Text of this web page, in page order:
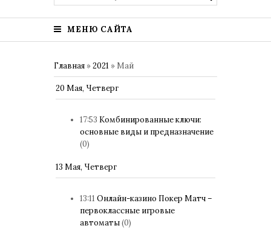
МЕНЮ САЙТА
Главная »2021 » Май
20 Мая, Четверг
17:53 Комбинированные ключи:
основные виды и предназначение
(0)
13 Мая, Четверг
13:11 Онлайн-казино Покер Матч –
первоклассные игровые
автоматы(0)